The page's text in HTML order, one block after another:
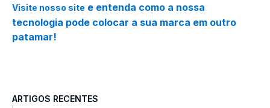
Visite nosso site e entenda como a nossa
tecnologia pode colocar a sua marca em outro
patamar!
ARTIGOS RECENTES